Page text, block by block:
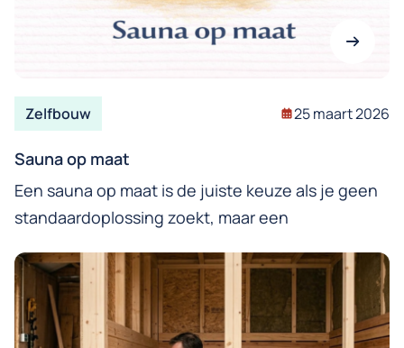
Zelfbouw 25 maart 2026
Sauna op maat
Een sauna op maat is de juiste keuze als je geen
standaardoplossing zoekt, maar een